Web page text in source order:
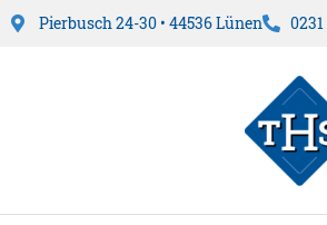
Pierbusch 24-30 • 44536 Lünen